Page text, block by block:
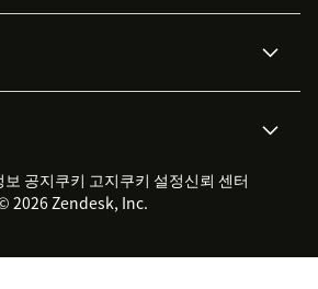
&
지식창고
클라이언트 포털
이벤트 & 웨비나
Zendesk Foundation
법적 정보
제품 업데이트
어
헬프 데스크 통합 티켓 관리 소
보 공지쿠키 고지쿠키 설정신뢰 센터
2026 Zendesk, Inc.